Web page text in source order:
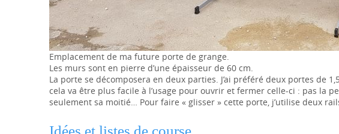
Emplacement de ma future porte de grange.
Les murs sont en pierre d’une épaisseur de 60 cm.
La porte se décomposera en deux parties. J’ai préféré deux portes de
cela va être plus facile à l’usage pour ouvrir et fermer celle-ci : pas la
seulement sa moitié… Pour faire « glisser » cette porte, j’utilise deux
Idées et listes de course